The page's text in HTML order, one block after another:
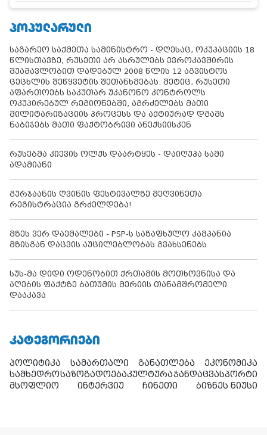
ᲞᲝᲞᲣᲚᲐᲠᲣᲚᲘ
საგარეო საქმეთა სამინისტრო - დღესაც, ოკუპაციის 18
წლისთავზე, რუსეთი არ ასრულებს ევროკავშირის
შუამავლობით დადებულ 2008 წლის 12 აგვისტოს
ცეცხლის შეწყვეტის შეთანხმებას. მეტიც, რუსეთი
აფართოებს საკუთარ უკანონო კონტროლს
ოკუპირებულ რეგიონებში, აგრძელებს მათი
მილიტარიზაციის პროცესს და აქტიურად დგამს
ნაბიჯებს მათი ფაქტობრივი ანექსიისკენ
რუსებმა კიევის ოლქს დაარტყეს - დაიღუპა სამი
ადამიანი
გურჯაანის ღვინის ფესტივალზე მეღვინეთა
რეგისტრაცია გრძელდება!
მზეს ვერ დაემალები - PSP-ს საზაფხულო კამპანია
მზისგან დაცვის აუცილებლობას გვახსენებს
სუს-მა დიდი ოდენობით ქრთამის მოთხოვნისა და
აღების ფაქტზე ბათუმის მერიის თანამშრომელი
დააკავა
ᲙᲐᲢᲔᲒᲝᲠᲘᲔᲑᲘ
პოლიტიკა სამართალი განათლება
ეკონომიკა
სამხედროსაზოგადოებაკულტურაჯანდაცვასპორტი
მსოფლიო
ინტერვიუ ჩინეთი ბიზნეს ნიუსი